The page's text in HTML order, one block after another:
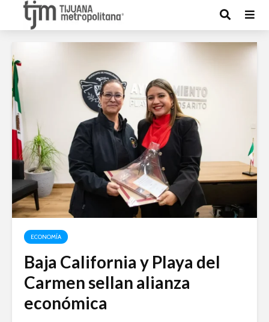
ECONOMÍA
Baja California y Playa del
Carmen sellan alianza
económica